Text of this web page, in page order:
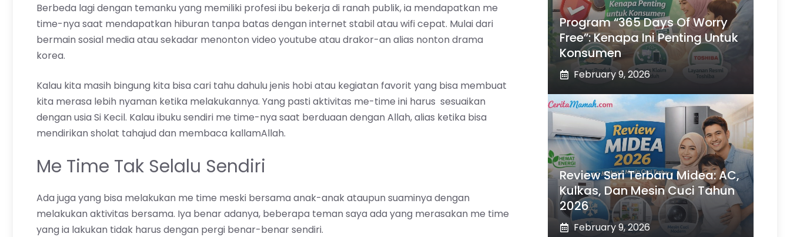
Berbeda lagi dengan temanku yang memiliki profesi ibu bekerja di ranah publik, ia mendapatkan me
time-nya saat mendapatkan hiburan tanpa batas dengan internet stabil atau wifi cepat. Mulai dari
bermain sosial media atau sekadar menonton video youtube atau drakor-an alias nonton drama
korea.
Kalau kita masih bingung kita bisa cari tahu dahulu jenis hobi atau kegiatan favorit yang bisa membuat
kita merasa lebih nyaman ketika melakukannya. Yang pasti aktivitas me-time ini harus sesuaikan
dengan usia Si Kecil. Kalau ibuku sendiri me time-nya saat berduaan dengan Allah, alias ketika bisa
mendirikan sholat tahajud dan membaca kallamAllah.
Me Time Tak Selalu Sendiri
Ada juga yang bisa melakukan me time meski bersama anak-anak ataupun suaminya dengan
melakukan aktivitas bersama. Iya benar adanya, beberapa teman saya ada yang merasakan me time
yang ia lakukan tidak harus dengan pergi benar-benar sendiri.
Program “365 Days Of Worry
Free”: Kenapa Ini Penting Untuk
Konsumen
February 9, 2026
Review Seri Terbaru Midea: AC,
Kulkas, Dan Mesin Cuci Tahun
2026
February 9, 2026